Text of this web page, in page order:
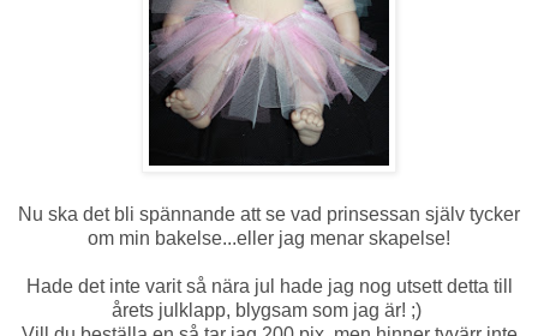
Nu ska det bli spännande att se vad prinsessan själv tycker
om min bakelse...eller jag menar skapelse!
Hade det inte varit så nära jul hade jag nog utsett detta till
årets julklapp, blygsam som jag är! ;)